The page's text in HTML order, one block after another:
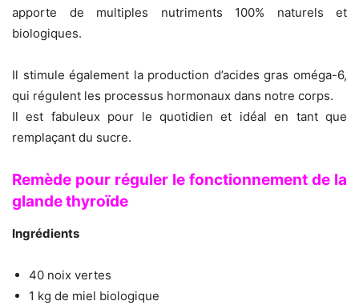
apporte de multiples nutriments 100% naturels et
biologiques.
Il stimule également la production d’acides gras oméga-6,
qui régulent les processus hormonaux dans notre corps.
Il est fabuleux pour le quotidien et idéal en tant que
remplaçant du sucre.
Remède pour réguler le fonctionnement de la
glande thyroïde
Ingrédients
40 noix vertes
1 kg de miel biologique